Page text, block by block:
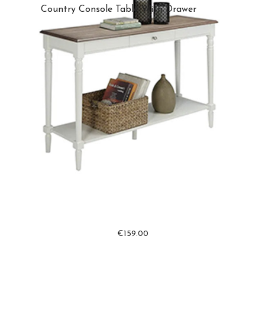
Country Console Table With Drawer
€159.00